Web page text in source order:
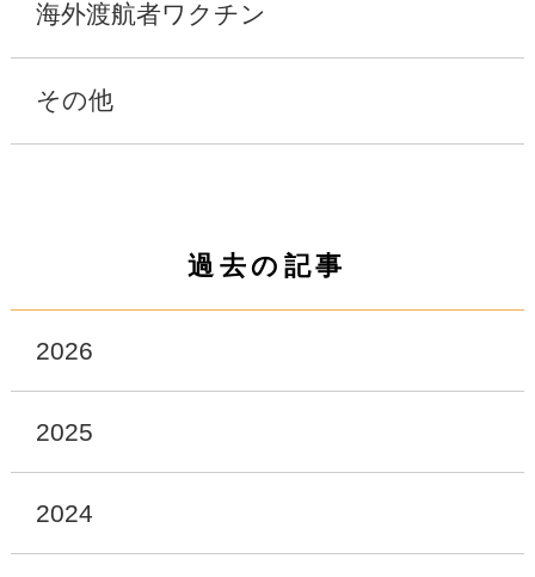
海外渡航者ワクチン
その他
過去の記事
2026
2025
2024